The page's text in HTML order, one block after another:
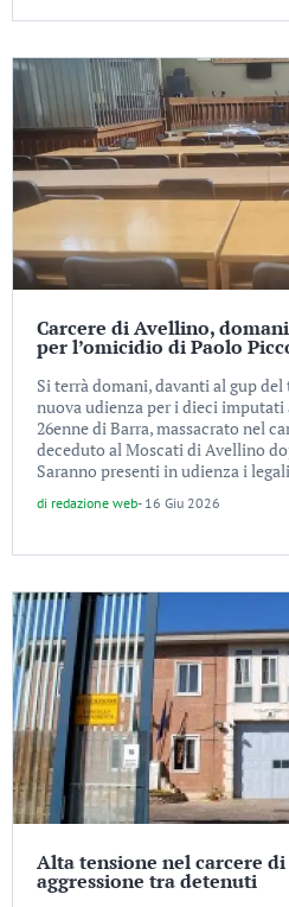
Carcere di Avellino,
per l’omicidio di Paolo
Si terrà domani, davanti al gup
nuova udienza per i dieci
26enne di Barra, massacrato nel
deceduto al Moscati di Avellino
Saranno presenti in udienza i
di redazione web- 16 Giu 2026
Alta tensione nel carcere
aggressione tra detenuti